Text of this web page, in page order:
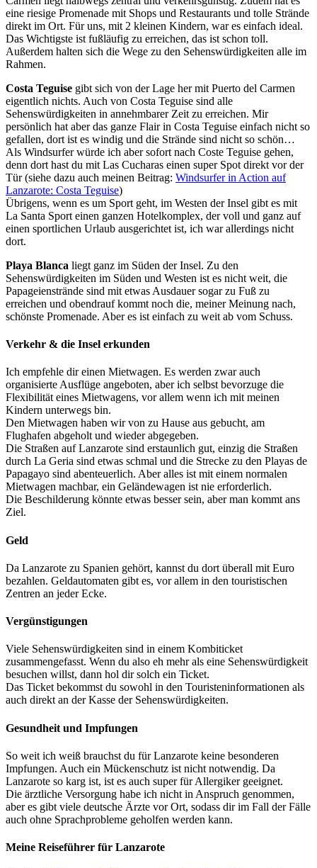
eine riesige Promenade mit Shops und Restaurants und tolle Strände
direkt im Ort. Für uns, mit 2 kleinen Kindern, war es einfach ideal.
Das Wichtigste ist fußläufig zu erreichen, das ist schon toll.
Außerdem halten sich die Wege zu den Sehenswürdigkeiten alle im
Rahmen.
Costa Teguise gibt sich von der Lage her mit Puerto del Carmen
eigentlich nichts. Auch von Costa Teguise sind alle
Sehenswürdigkeiten in annehmbarer Zeit zu erreichen. Mir
persönlich hat aber das ganze Flair in Costa Teguise einfach nicht so
gefallen, dort ist es windig und die Strände sind nicht so schön…
Als Windsurfer würde ich aber sofort nach Coste Teguise gehen,
denn dort hast du mit Las Cucharas einen super Spot direkt vor der
Tür (siehe dazu auch meinen Beitrag: Windsurfer in Action auf
Lanzarote: Costa Teguise)
Übrigens, wenn es um Sport geht, im Westen der Insel gibt es mit
La Santa Sport einen ganzen Hotelkomplex, der voll und ganz auf
einen sportlichen Urlaub ausgerichtet ist, ich war allerdings nicht
dort.
Playa Blanca liegt ganz im Süden der Insel. Zu den
Sehenswürdigkeiten im Süden und Westen ist es nicht weit, die
Papageienstrände sind mit etwas Ausdauer sogar zu Fuß zu
erreichen und obendrauf kommt noch die, meiner Meinung nach,
schönste Promenade. Aber es ist einfach zu weit ab vom Schuss.
Verkehr & die Insel erkunden
Ich empfehle dir einen Mietwagen. Es werden zwar auch
organisierte Ausflüge angeboten, aber ich selbst bevorzuge die
Flexibilität eines Mietwagens, vor allem wenn ich mit meinen
Kindern unterwegs bin.
Den Mietwagen haben wir von zu Hause aus gebucht, am
Flughafen abgeholt und wieder abgegeben.
Die Straßen auf Lanzarote sind erstaunlich gut, einzig die Straßen
durch La Geria sind etwas schmal und die Strecke zu den Playas de
Papagayo sind abenteuerlich. Aber alles ist mit einem normalen
Mietwagen machbar, ein Geländewagen ist nie erforderlich.
Die Beschilderung könnte etwas besser sein, aber man kommt ans
Ziel.
Geld
Da Lanzarote zu Spanien gehört, kannst du dort überall mit Euro
bezahlen. Geldautomaten gibt es, vor allem in den touristischen
Zentren an jeder Ecke.
Vergünstigungen
Viele Sehenswürdigkeiten sind in einem Kombiticket
zusammengefasst. Wenn du also eh mehr als eine Sehenswürdigkeit
besuchen willst, dann hol dir solch ein Ticket.
Das Ticket bekommst du sowohl in den Touristeninformationen als
auch direkt an der Kasse der Sehenswürdigkeiten.
Gesundheit und Impfungen
So weit ich weiß brauchst du für Lanzarote keine besonderen
Impfungen. Auch ein Mückenschutz ist nicht notwendig. Da
Lanzarote so karg ist, ist es auch super für Allergiker geeignet.
Die ärztliche Versorgung habe ich nicht in Anspruch genommen,
aber es gibt viele deutsche Ärzte vor Ort, sodass dir im Fall der Fälle
auch ohne Sprachprobleme geholfen werden kann.
Meine Reiseführer für Lanzarote